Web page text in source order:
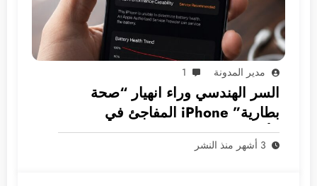
مدير المدونة 1
السر الهندسي وراء انهيار “صحة
بطارية” iPhone المفاجئ في
الأسواق العربية
3 أشهر منذ النشر